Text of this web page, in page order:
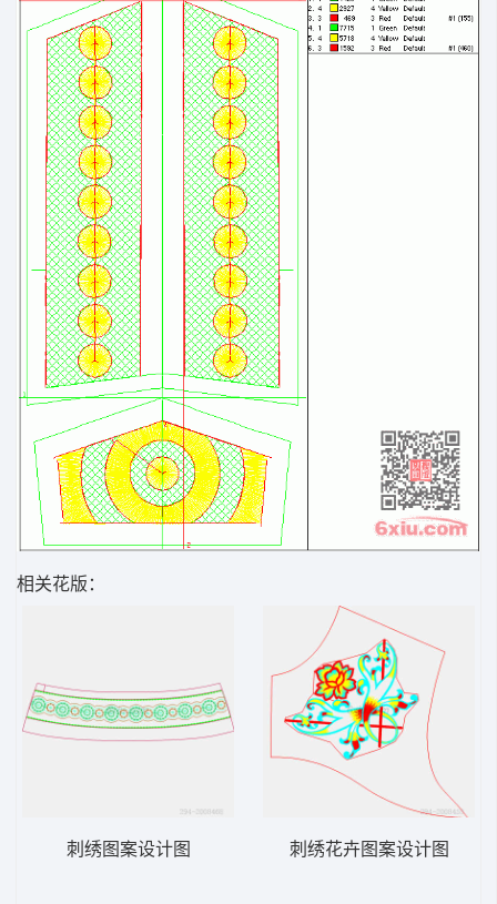
相关花版：
刺绣图案设计图 刺绣花卉图案设计图